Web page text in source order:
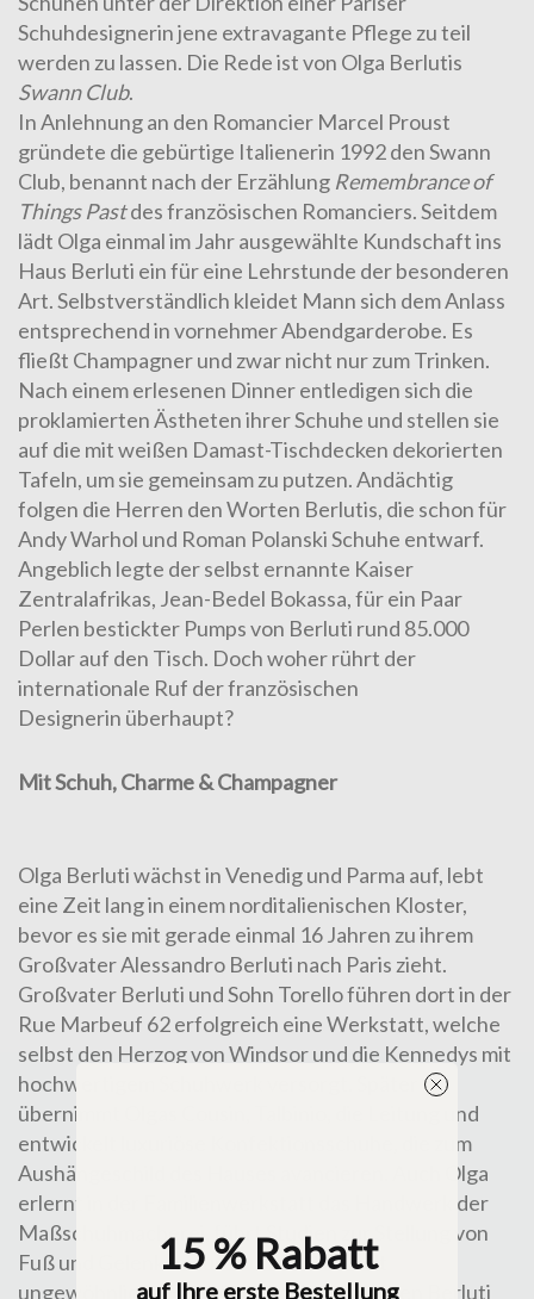
Schuhdesignerin jene extravagante Pflege zu teil
werden zu lassen. Die Rede ist von Olga Berlutis
Swann Club.
In Anlehnung an den Romancier Marcel Proust
gründete die gebürtige Italienerin 1992 den Swann
Club, benannt nach der Erzählung Remembrance of
Things Pastdes französischen Romanciers. Seitdem
lädt Olga einmal im Jahr ausgewählte Kundschaft ins
Haus Berluti ein für eine Lehrstunde der besonderen
Art. Selbstverständlich kleidet Mann sich dem Anlass
entsprechend in vornehmer Abendgarderobe. Es
fließt Champagner und zwar nicht nur zum Trinken.
Nach einem erlesenen Dinner entledigen sich die
proklamierten Ästheten ihrer Schuhe und stellen sie
auf die mit weißen Damast-Tischdecken dekorierten
Tafeln, um sie gemeinsam zu putzen. Andächtig
folgen die Herren den Worten Berlutis, die schon für
Andy Warhol und Roman Polanski Schuhe entwarf.
Angeblich legte der selbst ernannte Kaiser
Zentralafrikas, Jean-Bedel Bokassa, für ein Paar
Perlen bestickter Pumps von Berluti rund 85.000
Dollar auf den Tisch. Doch woher rührt der
internationale Ruf der französischen
Designerin überhaupt?
Mit Schuh, Charme & Champagner
Olga Berluti wächst in Venedig und Parma auf, lebt
eine Zeit lang in einem norditalienischen Kloster,
bevor es sie mit gerade einmal 16 Jahren zu ihrem
Großvater Alessandro Berluti nach Paris zieht.
Großvater Berluti und Sohn Torello führen dort in der
Rue Marbeuf 62 erfolgreich eine Werkstatt, welche
selbst den Herzog von Windsor und die Kennedys mit
hochwertigem Schuhwerk versorgt. Später
übernimmt Olgas Cousin, Talbinio, die Leitung und
entwickelt luxuriöse Konfektionsschuhe, die zum
Aushängeschild des Hauses avancieren. Auch Olga
erlernt in der Familienwerkstatt das Handwerk der
Maßschuhmacherei, führt Studien zur Stellung von
Fuß und Gelenken durch und entwickelt
ungewöhnliche Farbtöne für die bekannten Berluti
15 % Rabatt
auf Ihre erste Bestellung